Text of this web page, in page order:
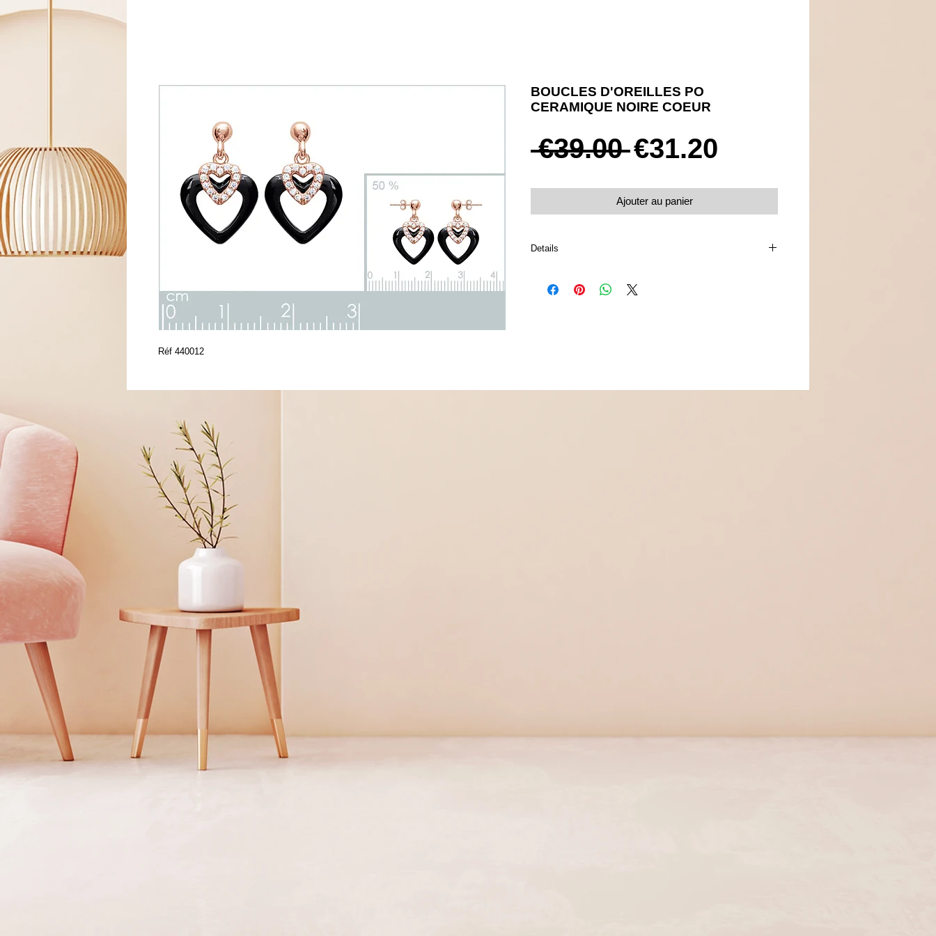
Réf 440012
BOUCLES D'OREILLES PO
CERAMIQUE NOIRE COEUR
€39.00 Prix
original
€31.20
promotionnel
Ajouter au panier
Details
Coeurs en céramique noire